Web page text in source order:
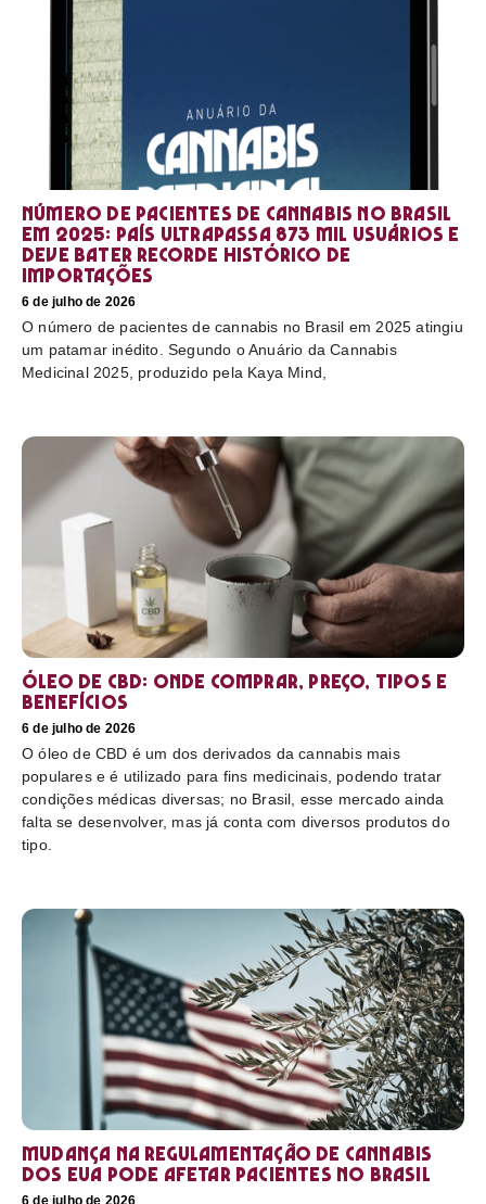
Número de pacientes de cannabis no Brasil
em 2025: país ultrapassa 873 mil usuários e
deve bater recorde histórico de
importações
6 de julho de 2026
O número de pacientes de cannabis no Brasil em 2025 atingiu
um patamar inédito. Segundo o Anuário da Cannabis
Medicinal 2025, produzido pela Kaya Mind,
Óleo de CBD: Onde comprar, preço, tipos e
benefícios
6 de julho de 2026
O óleo de CBD é um dos derivados da cannabis mais
populares e é utilizado para fins medicinais, podendo tratar
condições médicas diversas; no Brasil, esse mercado ainda
falta se desenvolver, mas já conta com diversos produtos do
tipo.
Mudança na regulamentação de cannabis
dos EUA pode afetar pacientes no Brasil
6 de julho de 2026